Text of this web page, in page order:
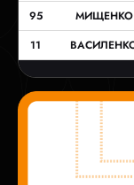
95
МИЩЕНКО
11